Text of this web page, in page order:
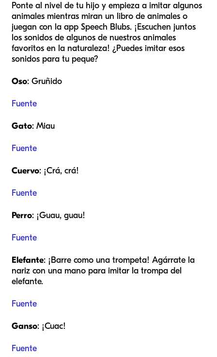
Ponte al nivel de tu hijo y empieza a imitar algunos
animales mientras miran un libro de animales o
juegan con la app Speech Blubs. ¡Escuchen juntos
los sonidos de algunos de nuestros animales
favoritos en la naturaleza! ¿Puedes imitar esos
sonidos para tu peque?
Oso: Gruñido
Fuente
Gato: Miau
Fuente
Cuervo: ¡Crá, crá!
Fuente
Perro: ¡Guau, guau!
Fuente
Elefante: ¡Barre como una trompeta! Agárrate la
nariz con una mano para imitar la trompa del
elefante.
Fuente
Ganso: ¡Cuac!
Fuente